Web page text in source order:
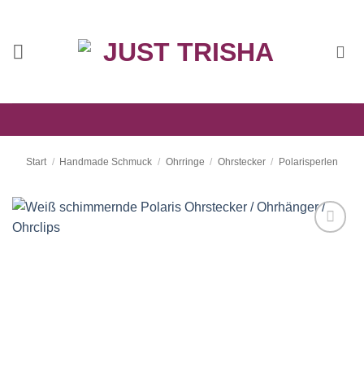
springen
Start / Handmade Schmuck / Ohrringe / Ohrstecker / Polarisperlen